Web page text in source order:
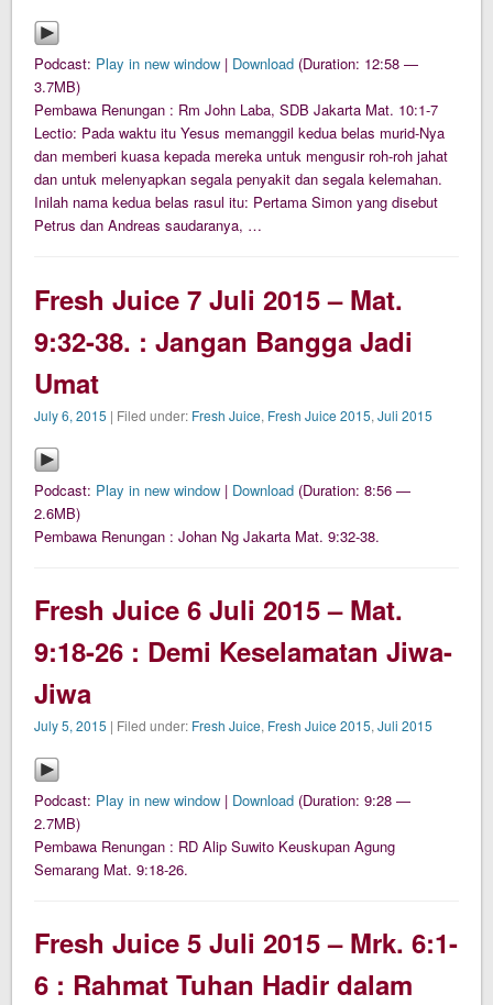
Podcast: Play in new window | Download (Duration: 12:58 —
3.7MB)
Pembawa Renungan : Rm John Laba, SDB Jakarta Mat. 10:1-7
Lectio: Pada waktu itu Yesus memanggil kedua belas murid-Nya
dan memberi kuasa kepada mereka untuk mengusir roh-roh jahat
dan untuk melenyapkan segala penyakit dan segala kelemahan.
Inilah nama kedua belas rasul itu: Pertama Simon yang disebut
Petrus dan Andreas saudaranya, …
Fresh Juice 7 Juli 2015 – Mat.
9:32-38. : Jangan Bangga Jadi
Umat
July 6, 2015 | Filed under: Fresh Juice, Fresh Juice 2015,Juli 2015
Podcast: Play in new window | Download (Duration: 8:56 —
2.6MB)
Pembawa Renungan : Johan Ng Jakarta Mat. 9:32-38.
Fresh Juice 6 Juli 2015 – Mat.
9:18-26 : Demi Keselamatan Jiwa-
Jiwa
July 5, 2015 | Filed under: Fresh Juice, Fresh Juice 2015,Juli 2015
Podcast: Play in new window | Download (Duration: 9:28 —
2.7MB)
Pembawa Renungan : RD Alip Suwito Keuskupan Agung
Semarang Mat. 9:18-26.
Fresh Juice 5 Juli 2015 – Mrk. 6:1-
6 : Rahmat Tuhan Hadir dalam